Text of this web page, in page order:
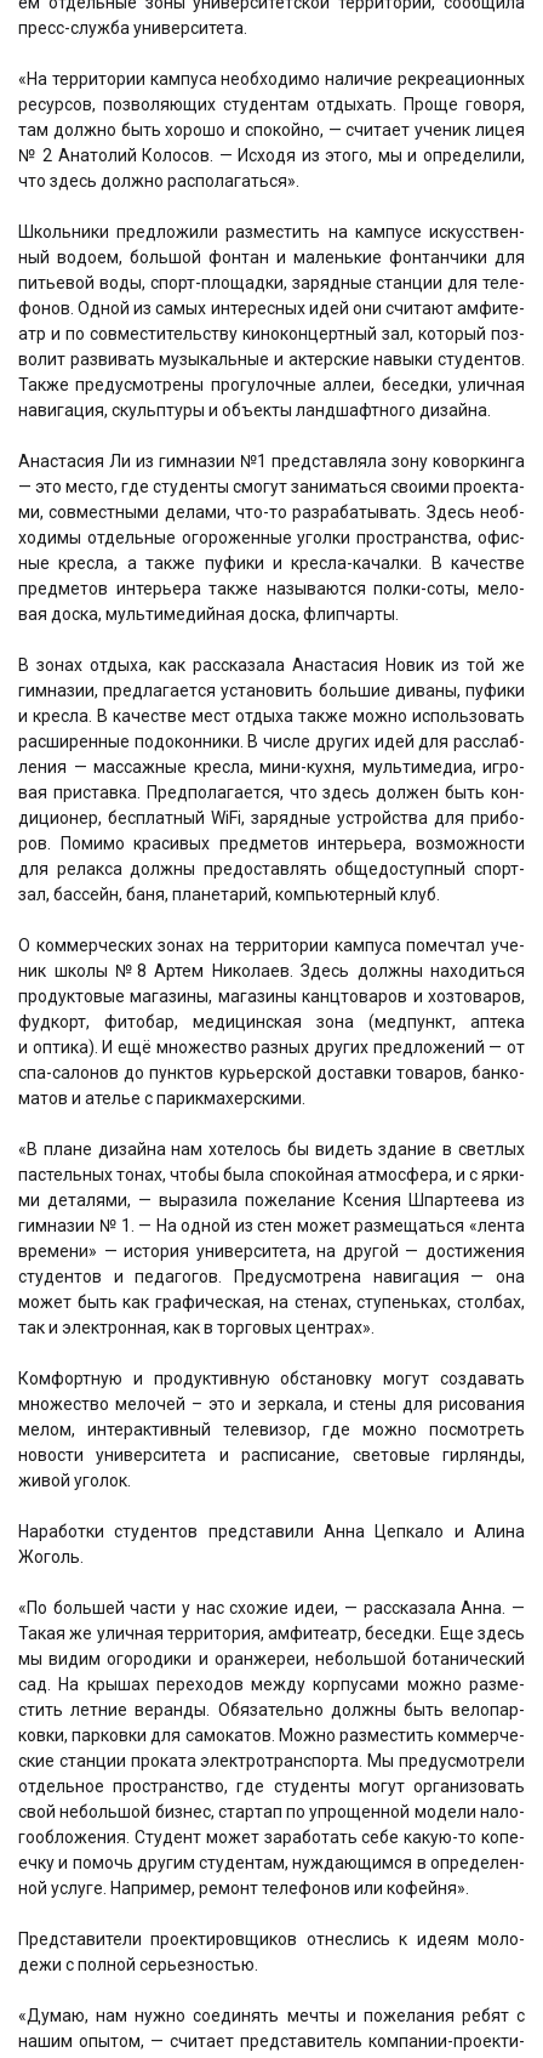
пресс-служба университета.
«На тер­ри­то­рии кам­пу­са необ­хо­ди­мо нали­чие рекре­а­ци­он­ных
ресур­сов, поз­во­ля­ю­щих сту­ден­там отды­хать. Про­ще говоря,
там долж­но быть хоро­шо и спо­кой­но, — счи­та­ет ученик лицея
№ 2 Ана­то­лий Коло­сов. — Исхо­дя из это­го, мы и опре­де­ли­ли,
что здесь долж­но рас­по­ла­гать­ся».
Школь­ни­ки пред­ло­жи­ли раз­ме­стить на кам­пу­се искус­ствен­
ный водо­ем, боль­шой фон­тан и малень­кие фон­тан­чи­ки для
питье­вой воды, спорт-пло­щад­ки, заряд­ные стан­ции для теле­
фо­нов. Одной из самых инте­рес­ных идей они счи­та­ют амфи­те­
атр и по сов­ме­сти­тель­ству кино­кон­церт­ный зал, кото­рый поз­
во­лит раз­ви­вать музы­каль­ные и актер­ские навы­ки сту­ден­тов.
Так­же преду­смот­ре­ны про­гу­лоч­ные аллеи, бесед­ки, улич­ная
нави­га­ция, скульп­ту­ры и объ­ек­ты ланд­шафт­ного дизай­на.
Ана­ста­сия Ли из гим­на­зии №1 пред­став­ля­ла зону ковор­кин­га
— это место, где сту­ден­ты смо­гут зани­мать­ся сво­и­ми проек­та­
ми, сов­мест­ны­ми дела­ми, что-то раз­ра­ба­ты­вать. Здесь необ­
хо­ди­мы отдель­ные ого­ро­жен­ные угол­ки пространства, офис­
ные крес­ла, а так­же пуфи­ки и крес­ла-качал­ки. В каче­стве
пред­ме­тов инте­рье­ра так­же назы­ва­ют­ся пол­ки-соты, мело­
вая дос­ка, муль­ти­ме­дий­ная дос­ка, флип­чар­ты.
В зонах отды­ха, как рас­ска­за­ла Ана­ста­сия Новик из той же
гим­на­зии, пред­ла­га­ет­ся уста­но­вить боль­шие дива­ны, пуфи­ки
и крес­ла. В каче­стве мест отды­ха так­же мож­но исполь­зо­вать
рас­ши­рен­ные под­окон­ни­ки. В чис­ле дру­гих идей для рас­слаб­
ле­ния — мас­саж­ные крес­ла, мини-кух­ня, муль­ти­ме­диа, игро­
вая при­став­ка. Пред­по­ла­га­ет­ся, что здесь дол­жен быть кон­
ди­ци­о­нер, бес­плат­ный WiFi, заряд­ные устрой­ства для при­бо­
ров. Поми­мо кра­си­вых пред­ме­тов инте­рье­ра, воз­мож­но­сти
для релак­са долж­ны предо­став­лять обще­до­ступ­ный спорт­
зал, бас­сейн, баня, пла­не­та­рий, ком­пью­тер­ный клуб.
О ком­мер­че­ских зонах на тер­ри­то­рии кам­пу­са помеч­тал уче­
ник шко­лы №8 Артем Нико­ла­ев. Здесь долж­ны нахо­дить­ся
про­дук­то­вые мага­зи­ны, мага­зи­ны канц­то­ва­ров и хозто­ва­ров,
фуд­корт, фито­бар, меди­цин­ская зона (мед­пункт, апте­ка
и опти­ка). И ещё мно­же­ство раз­ных дру­гих пред­ло­же­ний — от
спа-сало­нов до пунк­тов курьер­ской достав­ки това­ров, бан­ко­
ма­тов и ате­лье с парик­ма­хер­ски­ми.
«В плане дизай­на нам хоте­лось бы видеть зда­ние в свет­лых
пастель­ных тонах, что­бы была спо­кой­ная атмо­сфе­ра, и с ярки­
ми дета­ля­ми, — выра­зи­ла поже­ла­ние Ксе­ния Шпар­те­е­ва из
гим­на­зии № 1. — На одной из стен может раз­ме­щать­ся «лен­та
вре­ме­ни» — исто­рия уни­вер­си­те­та, на дру­гой — дости­же­ния
сту­ден­тов и педа­го­гов. Преду­смот­ре­на нави­га­ция — она
может быть как гра­фи­че­ская, на сте­нах, сту­пень­ках, стол­бах,
так и элек­трон­ная, как в тор­го­вых цен­трах».
Ком­форт­ную и про­дук­тив­ную обста­нов­ку могут созда­вать
мно­же­ство мело­чей – это и зер­ка­ла, и сте­ны для рисо­ва­ния
мелом, интер­ак­тив­ный теле­ви­зор, где мож­но посмот­реть
ново­сти уни­вер­си­те­та и рас­пи­са­ние, све­то­вые гир­лян­ды,
живой уго­лок.
Нара­бот­ки сту­ден­тов пред­ста­ви­ли Анна Цеп­ка­ло и Али­на
Жоголь.
«По боль­шей части у нас схо­жие идеи, — рас­ска­за­ла Анна. —
Такая же улич­ная тер­ри­то­рия, амфи­те­атр, бесед­ки. Еще здесь
мы видим ого­ро­ди­ки и оран­же­реи, неболь­шой бота­ни­че­ский
сад. На кры­шах пере­хо­дов меж­ду кор­пу­са­ми мож­но раз­ме­
стить лет­ние веран­ды. Обя­за­тель­но долж­ны быть вело­пар­
ков­ки, пар­ков­ки для само­ка­тов. Мож­но раз­ме­стить ком­мер­че­
ские стан­ции про­ка­та элек­тро­транс­пор­та. Мы преду­смот­ре­ли
отдель­ное про­стран­ство, где сту­ден­ты могут орга­ни­зо­вать
свой неболь­шой биз­нес, стар­тап по упро­щен­ной моде­ли нало­
го­об­ло­же­ния. Сту­дент может зара­бо­тать себе какую-то копе­
еч­ку и помочь дру­гим сту­ден­там, нуж­да­ю­щим­ся в опре­де­лен­
ной услу­ге. Напри­мер, ремонт теле­фо­нов или кофей­ня».
Пред­ста­ви­те­ли про­ек­ти­ров­щи­ков отнес­лись к иде­ям моло­
дежи с пол­ной серьез­но­стью.
«Думаю, нам нуж­но соеди­нять меч­ты и поже­ла­ния ребят с
нашим опы­том, — счи­та­ет пред­ста­ви­тель ком­па­нии-про­ек­ти­